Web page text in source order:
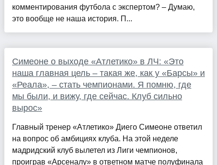
комментирования футбола с экспертом? – Думаю,
это вообще не наша история. П...
Симеоне о выходе «Атлетико» в ЛЧ: «Это
наша главная цель – такая же, как у «Барсы» и
«Реала», – стать чемпионами. Я помню, где
мы были, и вижу, где сейчас. Клуб сильно
вырос»
Главный тренер «Атлетико» Диего Симеоне ответил
на вопрос об амбициях клуба. На этой неделе
мадридский клуб вылетел из Лиги чемпионов,
проиграв «Арсеналу» в ответном матче полуфинала